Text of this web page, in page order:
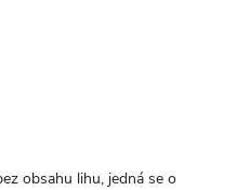
obsahu lihu, jedná se o